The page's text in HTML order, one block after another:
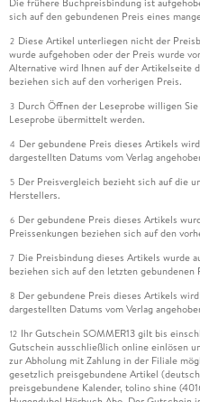
sich auf den gebundenen Preis eines
2 Diese Artikel unterliegen nicht der
wurde aufgehoben oder der Preis wurde
Alternative wird Ihnen auf der Artikelseite
beziehen sich auf den vorherigen Preis.
3 Durch Öffnen der Leseprobe willigen
Leseprobe übermittelt werden.
4 Der gebundene Preis dieses Artikels
dargestellten Datums vom Verlag
5 Der Preisvergleich bezieht sich auf die
Herstellers.
6 Der gebundene Preis dieses Artikels
Preissenkungen beziehen sich auf den
7 Die Preisbindung dieses Artikels wurde
beziehen sich auf den letzten gebundenen
8 Der gebundene Preis dieses Artikels
dargestellten Datums vom Verlag
12 Ihr Gutschein SOMMER13 gilt bis
Gutschein ausschließlich online einlösen
zur Abholung mit Zahlung in der Filiale
gesetzlich preisgebundene Artikel
preisgebundene Kalender, tolino shine